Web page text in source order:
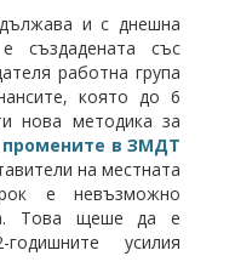
и с днешна
е създадената със
работна група
която до 6
нова методика за
промените в ЗМДТ
на местната
е невъзможно
Това щеше да е
усилия